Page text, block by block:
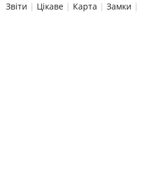
Звіти | Цікаве | Карта | Замки |